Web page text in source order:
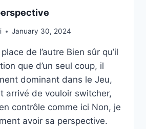
January 30, 2024
de l’autre Bien sûr qu’il
que d’un seul coup, il
dominant dans le Jeu,
arrivé de vouloir switcher,
contrôle comme ici Non, je
avoir sa perspective.